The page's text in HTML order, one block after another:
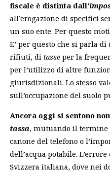
fiscale è distinta dall’
all’erogazione di specifici
un suo ente. Per questo
E’ per questo che si parla di
rifiuti, di tasse per la
per l’utilizzo di altre
giurisdizionali. Lo stesso
sull’occupazione del suolo
Ancora oggi si sentono
tassa, mutuando il
canone del telefono o
dell’acqua potabile.
Svizzera italiana, dove nei